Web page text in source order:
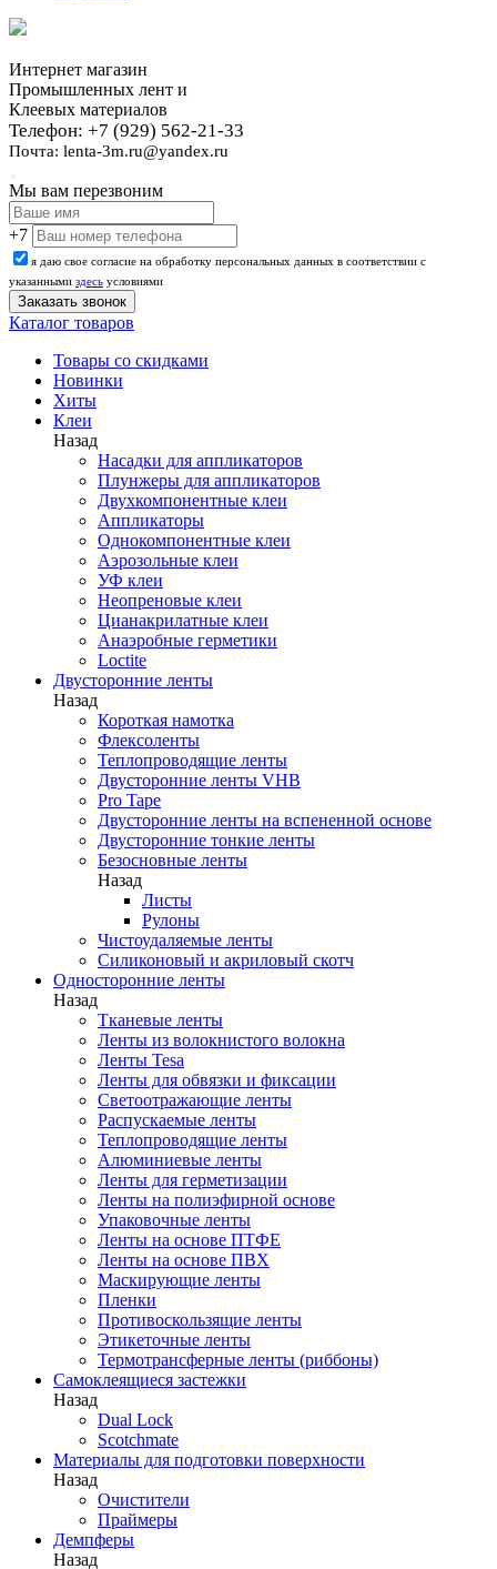
Интернет магазин
Промышленных лент и
Клеевых материалов
Телефон: +7 (929) 562-21-33
Почта: lenta-3m.ru@yandex.ru
Мы вам перезвоним
+7
я даю свое согласие на обработку персональных данных в соответствии с
указанными здесь условиями
Каталог товаров
Товары со скидками
Новинки
Хиты
Клеи
Назад
Насадки для аппликаторов
Плунжеры для аппликаторов
Двухкомпонентные клеи
Аппликаторы
Однокомпонентные клеи
Аэрозольные клеи
УФ клеи
Неопреновые клеи
Цианакрилатные клеи
Анаэробные герметики
Loctite
Двусторонние ленты
Назад
Короткая намотка
Флексоленты
Теплопроводящие ленты
Двусторонние ленты VHB
Pro Tape
Двусторонние ленты на вспененной основе
Двусторонние тонкие ленты
Безосновные ленты
Назад
Листы
Рулоны
Чистоудаляемые ленты
Силиконовый и акриловый скотч
Односторонние ленты
Назад
Тканевые ленты
Ленты из волокнистого волокна
Ленты Tesa
Ленты для обвязки и фиксации
Светоотражающие ленты
Распускаемые ленты
Теплопроводящие ленты
Алюминиевые ленты
Ленты для герметизации
Ленты на полиэфирной основе
Упаковочные ленты
Ленты на основе ПТФЕ
Ленты на основе ПВХ
Маскирующие ленты
Пленки
Противоскользящие ленты
Этикеточные ленты
Термотрансферные ленты (риббоны)
Cамоклеящиеся застежки
Назад
Dual Lock
Scotchmate
Материалы для подготовки поверхности
Назад
Очистители
Праймеры
Демпферы
Назад